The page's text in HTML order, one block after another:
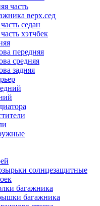
часть
верх.сед
седан
хэтчбек
передняя
средняя
задняя
солнцезащитные
багажника
багажника